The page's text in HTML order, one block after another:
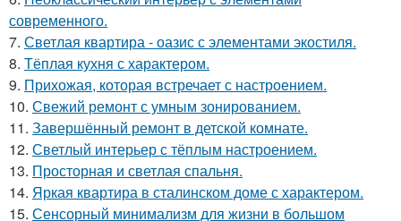
современного.
7. Светлая квартира - оазис с элементами экостиля.
8. Тёплая кухня с характером.
9. Прихожая, которая встречает с настроением.
10. Свежий ремонт с умным зонированием.
11. Завершённый ремонт в детской комнате.
12. Светлый интерьер с тёплым настроением.
13. Просторная и светлая спальня.
14. Яркая квартира в сталинском доме с характером.
15. Сенсорный минимализм для жизни в большом